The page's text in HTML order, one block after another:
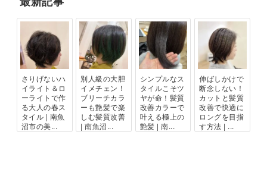
さりげないハ
イライト＆ロ
ーライトで作
る大人の春ス
タイル | 南魚
沼市の美...
別人級の大胆
イメチェン！
ブリーチカラ
ーも艶髪で楽
しむ髪質改善
| 南魚沼...
シンプルなス
タイルこそツ
ヤが命！髪質
改善カラーで
叶える極上の
艶髪 | 南...
伸ばしかけで
断念しない！
カットと髪質
改善で快適に
ロングを目指
す方法 | ...